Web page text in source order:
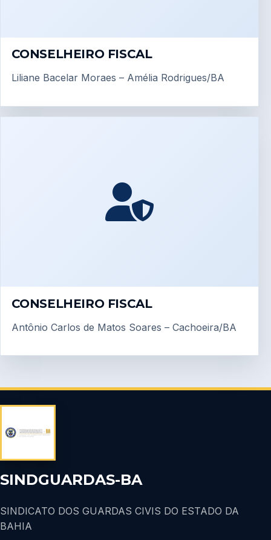
CONSELHEIRO FISCAL
Liliane Bacelar Moraes – Amélia Rodrigues/BA
CONSELHEIRO FISCAL
Antônio Carlos de Matos Soares – Cachoeira/BA
SINDGUARDAS-BA
SINDICATO DOS GUARDAS CIVIS DO ESTADO DA
BAHIA